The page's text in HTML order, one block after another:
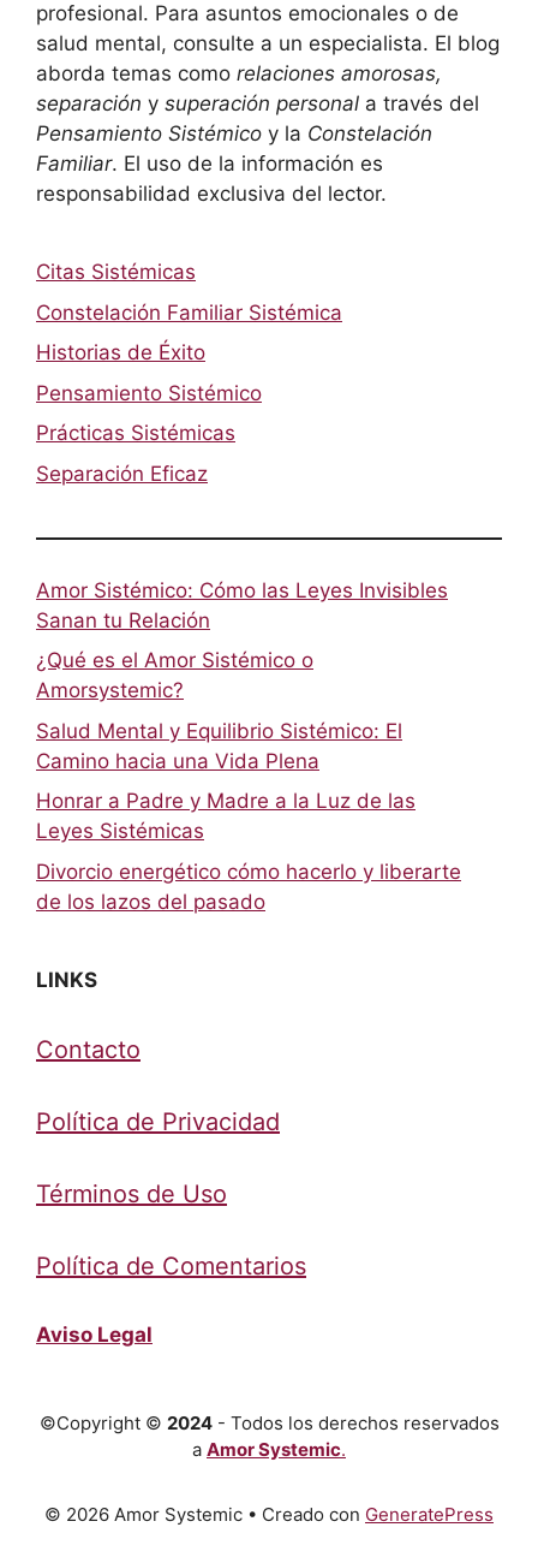
profesional. Para asuntos emocionales o de
salud mental, consulte a un especialista. El blog
aborda temas como relaciones amorosas,
separación y superación personal a través del
Pensamiento Sistémico y la Constelación
Familiar. El uso de la información es
responsabilidad exclusiva del lector.
Citas Sistémicas
Constelación Familiar Sistémica
Historias de Éxito
Pensamiento Sistémico
Prácticas Sistémicas
Separación Eficaz
Amor Sistémico: Cómo las Leyes Invisibles
Sanan tu Relación
¿Qué es el Amor Sistémico o
Amorsystemic?
Salud Mental y Equilibrio Sistémico: El
Camino hacia una Vida Plena
Honrar a Padre y Madre a la Luz de las
Leyes Sistémicas
Divorcio energético cómo hacerlo y liberarte
de los lazos del pasado
LINKS
Contacto
Política de Privacidad
Términos de Uso
Política de Comentarios
Aviso Legal
©Copyright © 2024- Todos los derechos reservados
a Amor Systemic.
© 2026 Amor Systemic • Creado con GeneratePress